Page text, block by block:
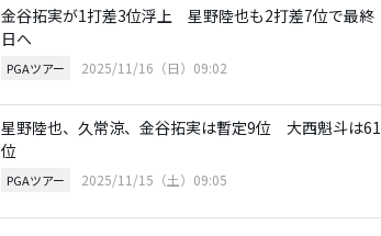
金谷拓実が1打差3位浮上 星野陸也も2打差7位で最終
日へ
PGAツアー 2025/11/16（日）09:02
星野陸也、久常涼、金谷拓実は暫定9位 大西魁斗は61
位
PGAツアー 2025/11/15（土）09:05